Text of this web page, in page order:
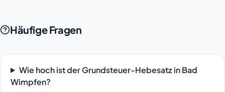
Häufige Fragen
Wie hoch ist der Grundsteuer-Hebesatz in Bad
Wimpfen?